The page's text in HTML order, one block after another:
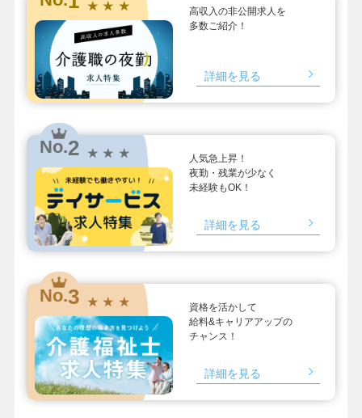
★ ★ ★
高収入の非公開求人を
多数ご紹介！
詳細を見る
No.2 ★ ★ ★
人気急上昇！
夜勤・残業が少なく
未経験もOK！
詳細を見る
No.3 ★ ★ ★
資格を活かして
給料&キャリアアップの
チャンス！
詳細を見る